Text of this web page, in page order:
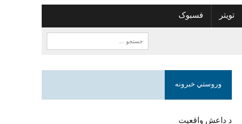
تویتر فسبوک
وروستي خبرونه
د داعش واقعیت